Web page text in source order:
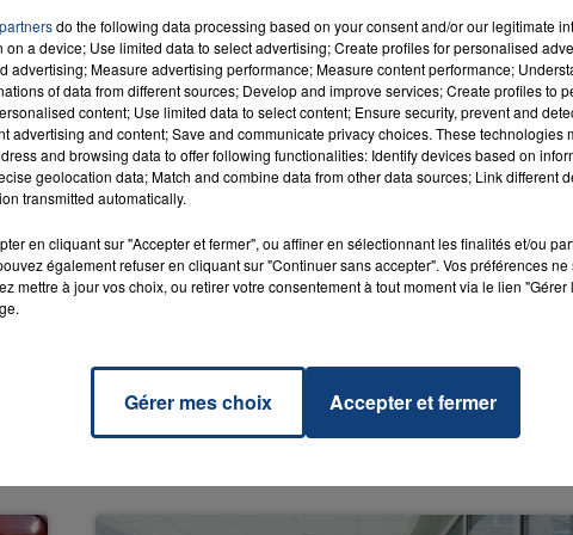
était impliqué dans la vie locale (il a été président d’un club
Un « monsieur tout le monde », des mots du procureur
La Piste
EVA
RADIO CONTACT
do the following data processing based on your consent and/or our legitimate
on a device; Use limited data to select advertising; Create profiles for personalised
advertising; Measure advertising performance; Measure content performance;
of data from different sources; Develop and improve services; Create profiles to
content; Use limited data to select content; Ensure security, prevent and
advertising and content; Save and communicate privacy choices. These technologies
and browsing data to offer following functionalities: Identify devices based on
geolocation data; Match and combine data from other data sources; Link different
transmitted automatically.
en cliquant sur "Accepter et fermer", ou affiner en sélectionnant les finalités et/ou
également refuser en cliquant sur "Continuer sans accepter". Vos préférences
mettre à jour vos choix, ou retirer votre consentement à tout moment via le lien
Gérer mes choix Accepter et fermer